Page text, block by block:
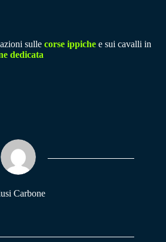
sulle corse ippiche e sui cavalli in
dedicata
Carbone